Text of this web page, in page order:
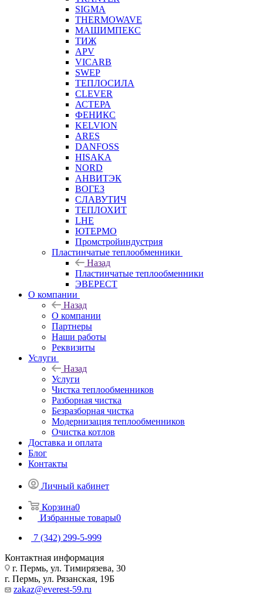
SIGMA
THERMOWAVE
МАШИМПЕКС
ТИЖ
APV
VICARB
SWEP
ТЕПЛОСИЛА
CLEVER
АСТЕРА
ФЕНИКС
KELVION
ARES
DANFOSS
HISAKA
NORD
АНВИТЭК
ВОГЕЗ
СЛАВУТИЧ
ТЕПЛОХИТ
LHE
ЮТЕРМО
Промстройиндустрия
Пластинчатые теплообменники
Назад
Пластинчатые теплообменники
ЭВЕРЕСТ
О компании
Назад
О компании
Партнеры
Наши работы
Реквизиты
Услуги
Назад
Услуги
Чистка теплообменников
Разборная чистка
Безразборная чистка
Модернизация теплообменников
Очистка котлов
Доставка и оплата
Блог
Контакты
Личный кабинет
Корзина0
Избранные товары0
7 (342) 299-5-999
Контактная информация
г. Пермь, ул. Тимирязева, 30
г. Пермь, ул. Рязанская, 19Б
zakaz@everest-59.ru